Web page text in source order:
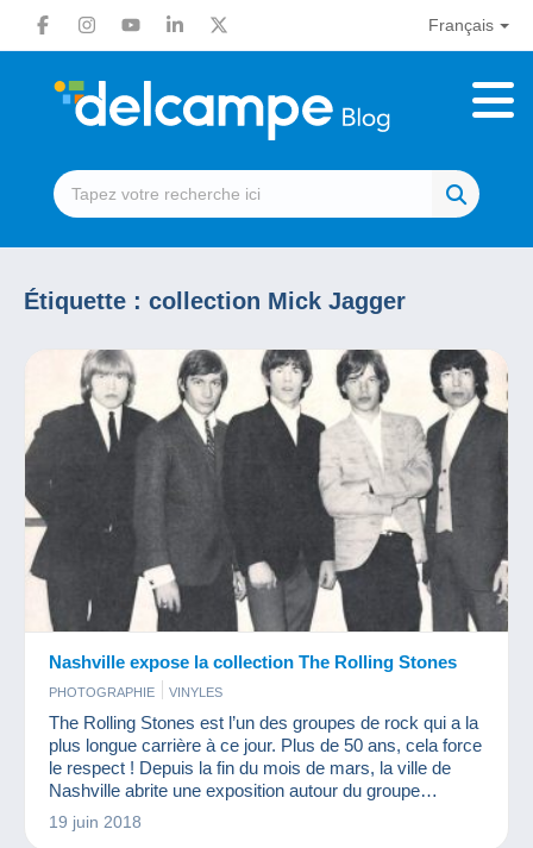
Français
Étiquette : collection Mick Jagger
Nashville expose la collection The Rolling Stones
PHOTOGRAPHIE VINYLES
The Rolling Stones est l’un des groupes de rock qui a la
plus longue carrière à ce jour. Plus de 50 ans, cela force
le respect ! Depuis la fin du mois de mars, la ville de
Nashville abrite une exposition autour du groupe
mythique. Des costumes aux instruments de musique
ainsi que de nombreux témoignages d’autres artistes
19 juin 2018